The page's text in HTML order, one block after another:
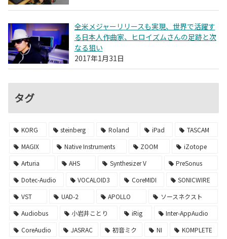
全米メジャーリリースも実現、世界で活躍す
る日本人作曲家、ヒロイズムさんの足跡と次
なる狙い
2017年1月31日
タグ
KORG steinberg Roland iPad
TASCAM
MAGIX
Native Instruments ZOOM
iZotope
Arturia
AHS Synthesizer V
PreSonus
Dotec-Audio
VOCALOID3 CoreMIDI
SONICWIRE
VST
UAD-2 APOLLO
ソースネクスト
Audiobus
小岩井ことり iRig
Inter-AppAudio
CoreAudio
JASRAC 初音ミク NI
KOMPLETE